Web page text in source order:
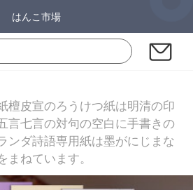
はんこ市場
檀皮宣のろうけつ紙は明清の印
言七言の対句の空白に手書きの
ンダ詩語専用紙は墨がにじまな
ねています。